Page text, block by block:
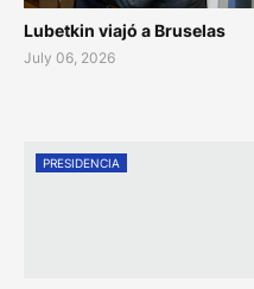
Lubetkin viajó a Bruselas
July 06, 2026
PRESIDENCIA